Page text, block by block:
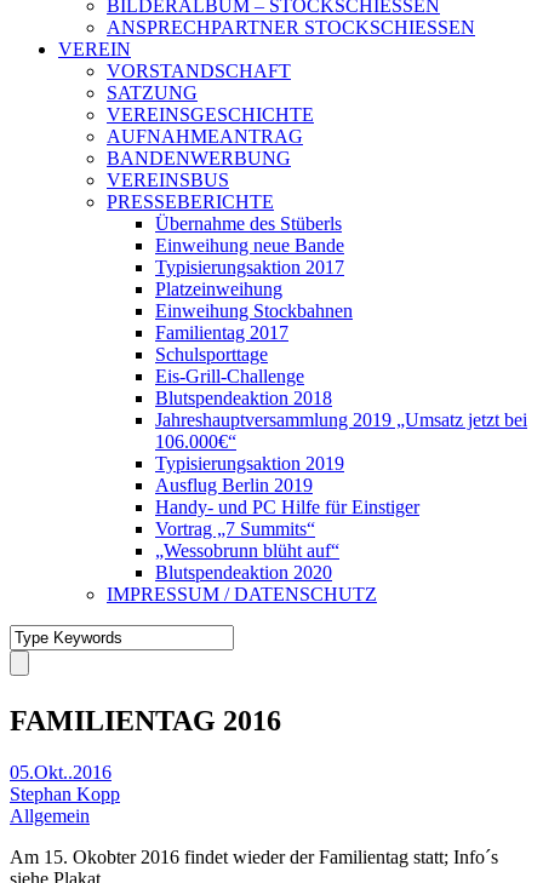
BILDERALBUM – STOCKSCHIESSEN
ANSPRECHPARTNER STOCKSCHIESSEN
VEREIN
VORSTANDSCHAFT
SATZUNG
VEREINSGESCHICHTE
AUFNAHMEANTRAG
BANDENWERBUNG
VEREINSBUS
PRESSEBERICHTE
Übernahme des Stüberls
Einweihung neue Bande
Typisierungsaktion 2017
Platzeinweihung
Einweihung Stockbahnen
Familientag 2017
Schulsporttage
Eis-Grill-Challenge
Blutspendeaktion 2018
Jahreshauptversammlung 2019 „Umsatz jetzt bei
106.000€“
Typisierungsaktion 2019
Ausflug Berlin 2019
Handy- und PC Hilfe für Einstiger
Vortrag „7 Summits“
„Wessobrunn blüht auf“
Blutspendeaktion 2020
IMPRESSUM / DATENSCHUTZ
FAMILIENTAG 2016
05.Okt..2016
Stephan Kopp
Allgemein
Am 15. Okobter 2016 findet wieder der Familientag statt; Info´s
siehe Plakat.